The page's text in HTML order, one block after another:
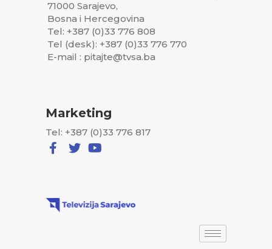
71000 Sarajevo,
Bosna i Hercegovina
Tel: +387 (0)33 776 808
Tel (desk): +387 (0)33 776 770
E-mail : pitajte@tvsa.ba
Marketing
Tel: +387 (0)33 776 817